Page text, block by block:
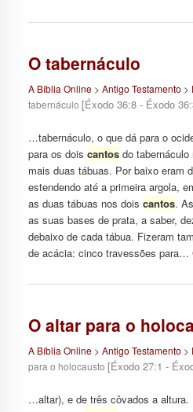
O tabernáculo
A Bíblia Online> Antigo Testamento >
tabernáculo [Éxodo 36:8 - Éxodo
…tabernáculo, o que dá para o
para os dois cantosdo tabernáculo
mais duas tábuas. Por baixo eram
estendendo até a primeira argola,
as duas tábuas nos dois cantos.
as suas bases de prata, a saber,
debaixo de cada tábua. Fizeram
de acácia: cinco travessões para…
O altar para o
A Bíblia Online> Antigo Testamento >
para o holocausto [Éxodo 27:1 -
…altar), e de três côvados a